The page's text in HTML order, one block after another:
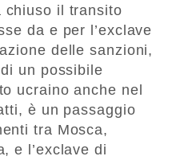
chiuso il transito
da e per l’exclave
delle sanzioni,
un possibile
ucraino anche nel
è un passaggio
tra Mosca,
e l’exclave di